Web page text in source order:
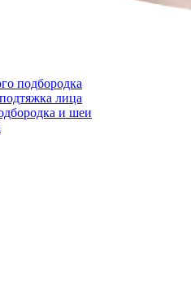
подбородка
лица
и шеи